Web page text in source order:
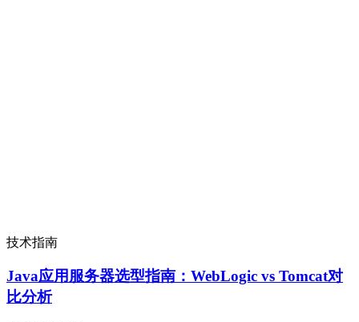
技术指南
Java应用服务器选型指南：WebLogic vs Tomcat对
比分析